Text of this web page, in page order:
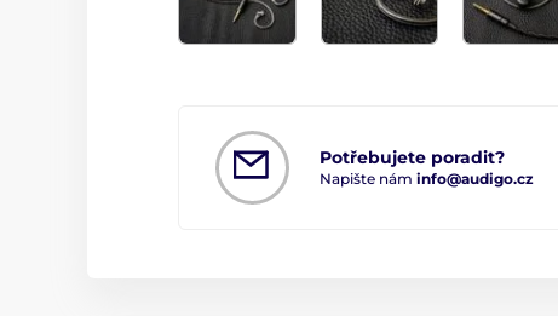
Potřebujete poradit?
Napište nám info@audigo.cz